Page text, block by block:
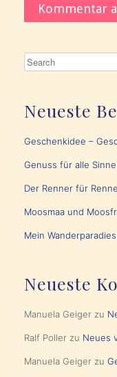
Neueste
Geschenkidee –
Genuss für alle
Der Renner für
Moosmaa und
Mein
Neueste
Manuela Geiger zu
Ralf Poller zu Neues
Manuela Geiger zu